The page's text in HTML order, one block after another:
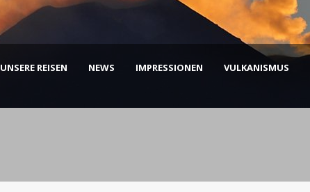
UNSERE REISEN NEWS IMPRESSIONEN VULKANISMUS